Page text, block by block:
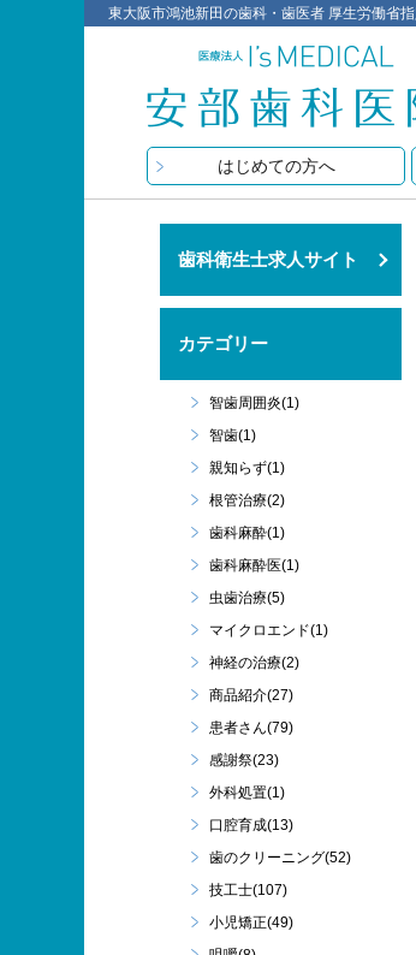
東大阪市鴻池新田の歯科・歯医者 厚生労働省
はじめての方へ
歯科衛生士求人サイト
カテゴリー
智歯周囲炎(1)
智歯(1)
親知らず(1)
根管治療(2)
歯科麻酔(1)
歯科麻酔医(1)
虫歯治療(5)
マイクロエンド(1)
神経の治療(2)
商品紹介(27)
患者さん(79)
感謝祭(23)
外科処置(1)
口腔育成(13)
歯のクリーニング(52)
技工士(107)
小児矯正(49)